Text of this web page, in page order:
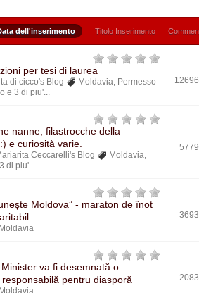
dell'inserimento Titolo Inserimento
per tesi di laurea
di cicco's Blog Moldavia Permesso
e 3 di piu'...
nanne, filastrocche della
e curiosità varie.
Ceccarelli's Blog Moldavia
di piu'...
Moldova” - maraton de înot
Moldavia
va fi desemnată o
pentru diasporă
Moldavia